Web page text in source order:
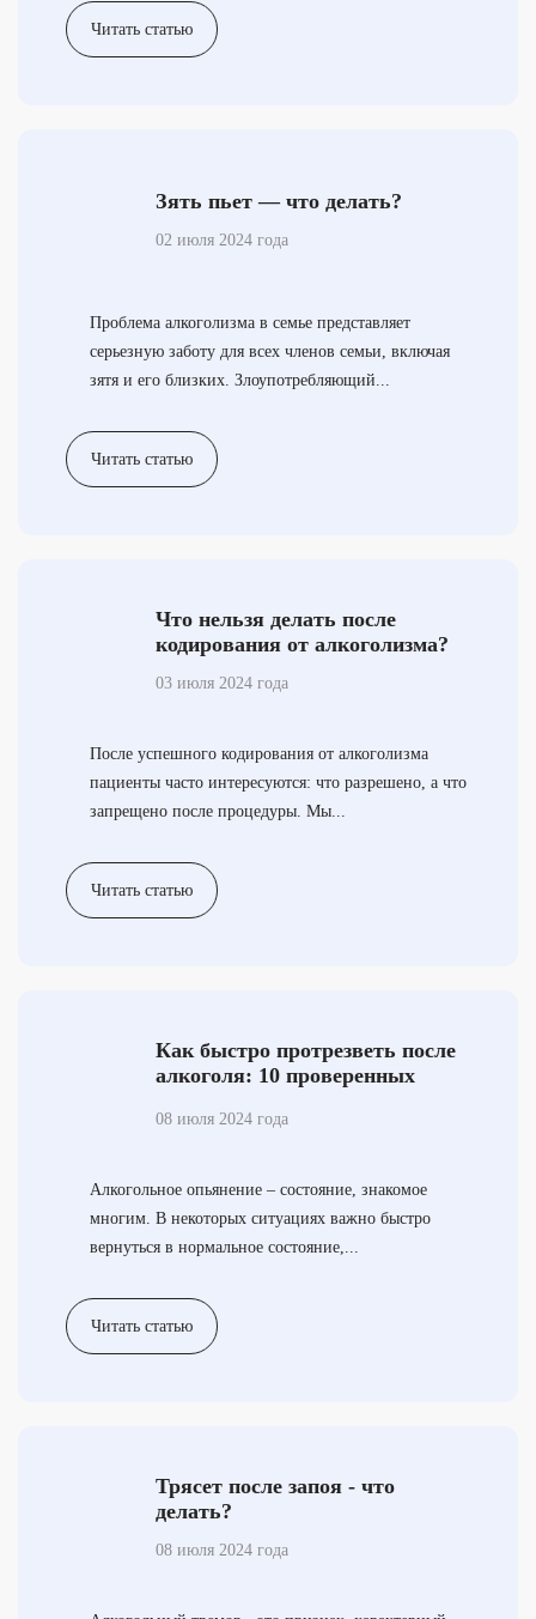
Читать статью
Зять пьет — что делать?
02 июля 2024 года
Проблема алкоголизма в семье представляет
серьезную заботу для всех членов семьи, включая
зятя и его близких. Злоупотребляющий...
Читать статью
Что нельзя делать после
кодирования от алкоголизма?
03 июля 2024 года
После успешного кодирования от алкоголизма
пациенты часто интересуются: что разрешено, а что
запрещено после процедуры. Мы...
Читать статью
Как быстро протрезветь после
алкоголя: 10 проверенных
08 июля 2024 года
Алкогольное опьянение – состояние, знакомое
многим. В некоторых ситуациях важно быстро
вернуться в нормальное состояние,...
Читать статью
Трясет после запоя - что
делать?
08 июля 2024 года